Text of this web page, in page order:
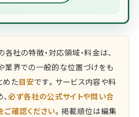
各社の特徴・対応領域・料金は、
業界での一般的な位置づけをも
めた 目安です。サービス内容や料
必ず各社の公式サイトや問い合
ご確認ください。掲載順位は編集